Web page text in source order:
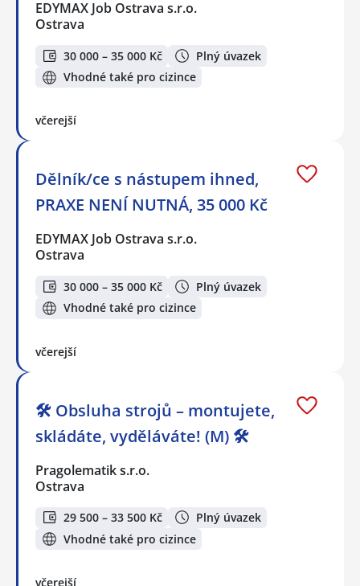
EDYMAX Job Ostrava s.r.o.
Ostrava
30 000 – 35 000 Kč
Plný úvazek
Vhodné také pro cizince
včerejší
Dělník/ce s nástupem ihned,
PRAXE NENÍ NUTNÁ, 35 000 Kč
EDYMAX Job Ostrava s.r.o.
Ostrava
30 000 – 35 000 Kč
Plný úvazek
Vhodné také pro cizince
včerejší
🛠️ Obsluha strojů – montujete,
skládáte, vyděláváte! (M) 🛠️
Pragolematik s.r.o.
Ostrava
29 500 – 33 500 Kč
Plný úvazek
Vhodné také pro cizince
včerejší